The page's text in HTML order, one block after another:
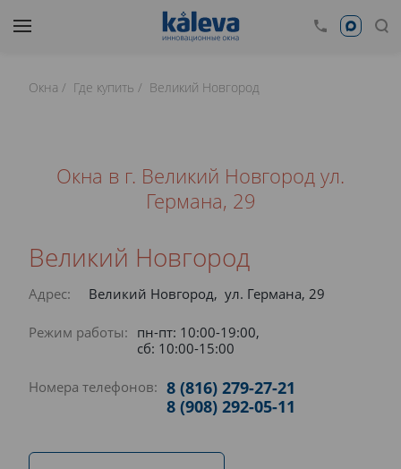
Окна Где купить Великий Новгород
Окна в г. Великий Новгород ул.
Германа, 29
Великий Новгород
Адрес: Великий Новгород, ул. Германа, 29
Режим работы: пн-пт: 10:00-19:00,
сб: 10:00-15:00
Номера телефонов: 8 (816) 279-27-21
8 (908) 292-05-11